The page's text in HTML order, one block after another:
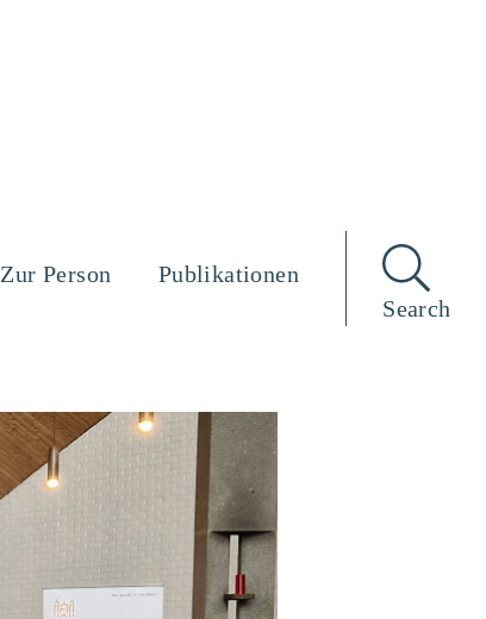
Zur Person
Publikationen
Search